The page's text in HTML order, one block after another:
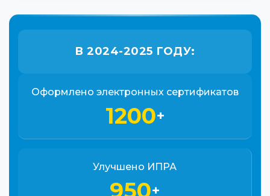
В 2024-2025 ГОДУ:
Оформлено электронных сертификатов
1200+
Улучшено ИПРА
950+